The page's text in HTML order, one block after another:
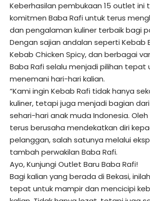
Keberhasilan pembukaan 15 outlet ini
komitmen Baba Rafi untuk terus
dan pengalaman kuliner terbaik bagi
Dengan sajian andalan seperti Kebab
Kebab Chicken Spicy, dan berbagai
Baba Rafi selalu menjadi pilihan tepat
menemani hari-hari kalian.
“Kami ingin Kebab Rafi tidak hanya
kuliner, tetapi juga menjadi bagian
sehari-hari anak muda Indonesia.
terus berusaha mendekatkan diri
pelanggan, salah satunya melalui
tambah perwakilan Baba Rafi.
Ayo, Kunjungi Outlet Baru Baba Rafi!
Bagi kalian yang berada di Bekasi,
tepat untuk mampir dan mencicipi